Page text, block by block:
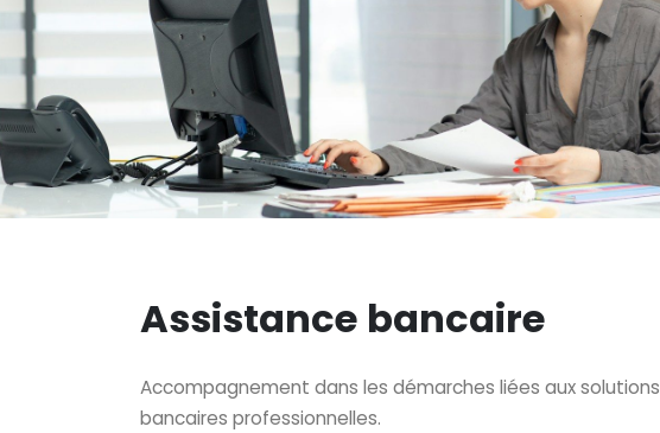
Assistance bancaire
Accompagnement dans les démarches liées aux solutions
bancaires professionnelles.